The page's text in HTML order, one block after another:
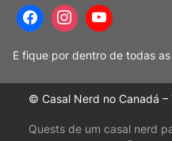
E fique por dentro de todas
© Casal Nerd no Canadá
Quests de um casal nerd